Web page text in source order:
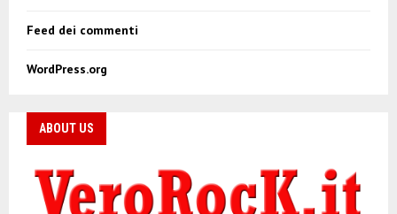
Feed dei commenti
WordPress.org
ABOUT US